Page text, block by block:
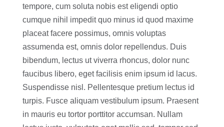
tempore, cum soluta nobis est eligendi optio
cumque nihil impedit quo minus id quod maxime
placeat facere possimus, omnis voluptas
assumenda est, omnis dolor repellendus. Duis
bibendum, lectus ut viverra rhoncus, dolor nunc
faucibus libero, eget facilisis enim ipsum id lacus.
Suspendisse nisl. Pellentesque pretium lectus id
turpis. Fusce aliquam vestibulum ipsum. Praesent
in mauris eu tortor porttitor accumsan. Nullam